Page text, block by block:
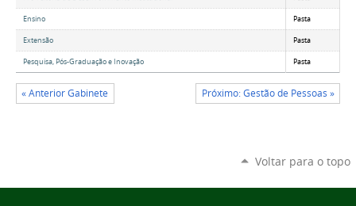
Ensino Pasta
Extensão Pasta
Pesquisa, Pós-Graduação e Inovação Pasta
« Anterior Gabinete Próximo: Gestão de Pessoas »
Voltar para o topo